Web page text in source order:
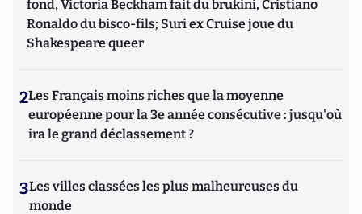
fond, Victoria Beckham fait du brukini, Cristiano
Ronaldo du bisco-fils; Suri ex Cruise joue du
Shakespeare queer
2Les Français moins riches que la moyenne
européenne pour la 3e année consécutive : jusqu'où
ira le grand déclassement ?
3Les villes classées les plus malheureuses du
monde